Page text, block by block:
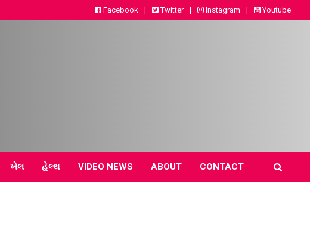
Facebook Twitter Instagram Youtube
ખેલ હેલ્થ VIDEO NEWS ABOUT CONTACT